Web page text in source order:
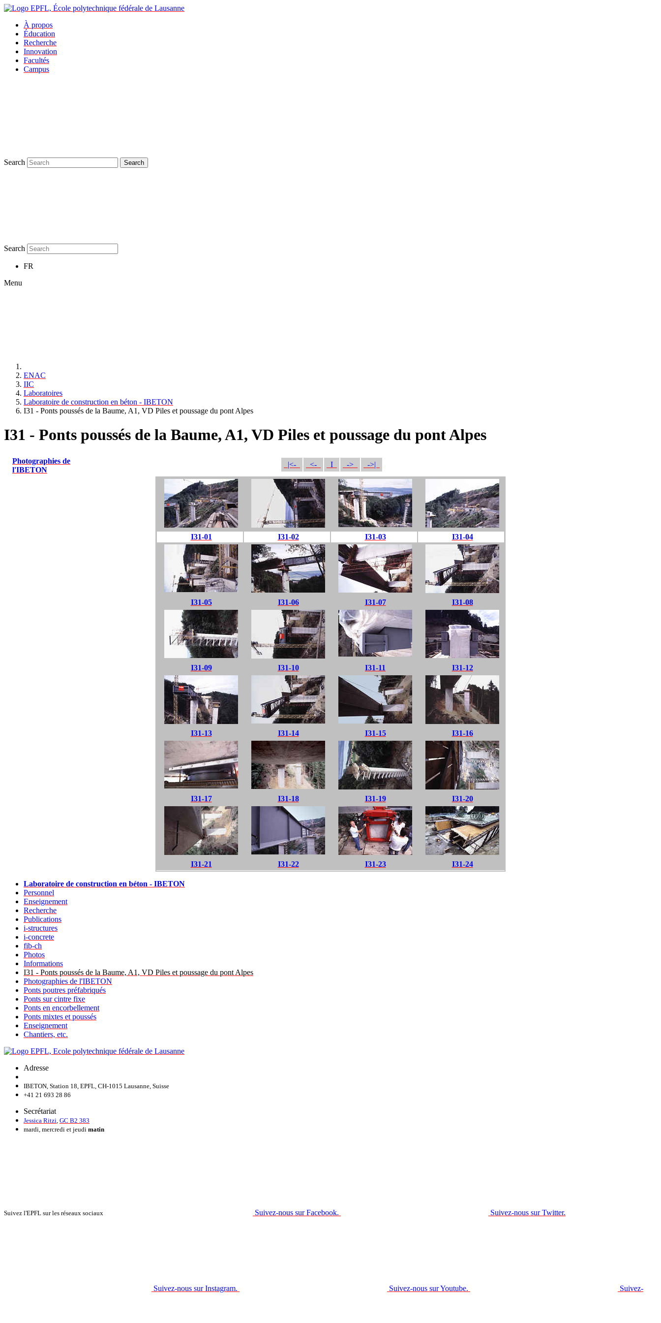
À propos
Éducation
Recherche
Innovation
Facultés
Campus
Search Search
Search
FR
Menu
ENAC
IIC
Laboratoires
Laboratoire de construction en béton - IBETON
I31 - Ponts poussés de la Baume, A1, VD Piles et poussage du pont Alpes
I31 - Ponts poussés de la Baume, A1, VD Piles et poussage du pont Alpes
Photographies de
l'IBETON
|<- <- I -> ->|
I31-01 I31-02 I31-03 I31-04
I31-05 I31-06 I31-07 I31-08
I31-09 I31-10 I31-11 I31-12
I31-13 I31-14 I31-15 I31-16
I31-17 I31-18 I31-19 I31-20
I31-21 I31-22 I31-23 I31-24
Laboratoire de construction en béton - IBETON
Personnel
Enseignement
Recherche
Publications
i-structures
i-concrete
fib-ch
Photos
Informations
I31 - Ponts poussés de la Baume, A1, VD Piles et poussage du pont Alpes
Photographies de l'IBETON
Ponts poutres préfabriqués
Ponts sur cintre fixe
Ponts en encorbellement
Ponts mixtes et poussés
Enseignement
Chantiers, etc.
Adresse
IBETON, Station 18, EPFL, CH-1015 Lausanne, Suisse
+41 21 693 28 86
Secrétariat
Jessica Ritzi GC B2 383
mardi, mercredi et jeudi matin
Suivez l'EPFL sur les réseaux sociaux Suivez-nous sur Facebook. Suivez-nous sur Twitter.
Suivez-nous sur Instagram. Suivez-nous sur Youtube. Suivez-